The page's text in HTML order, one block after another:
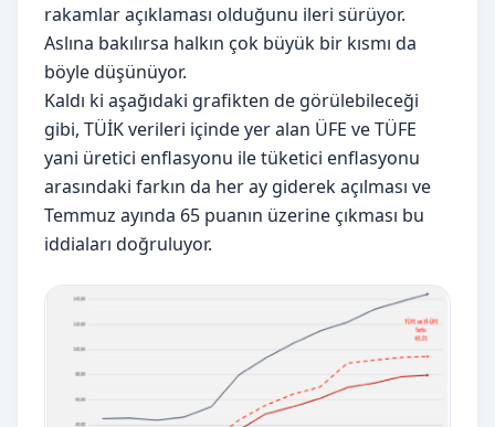
rakamlar açıklaması olduğunu ileri sürüyor.
Aslına bakılırsa halkın çok büyük bir kısmı da
böyle düşünüyor.
Kaldı ki aşağıdaki grafikten de görülebileceği
gibi, TÜİK verileri içinde yer alan ÜFE ve TÜFE
yani üretici enflasyonu ile tüketici enflasyonu
arasındaki farkın da her ay giderek açılması ve
Temmuz ayında 65 puanın üzerine çıkması bu
iddiaları doğruluyor.